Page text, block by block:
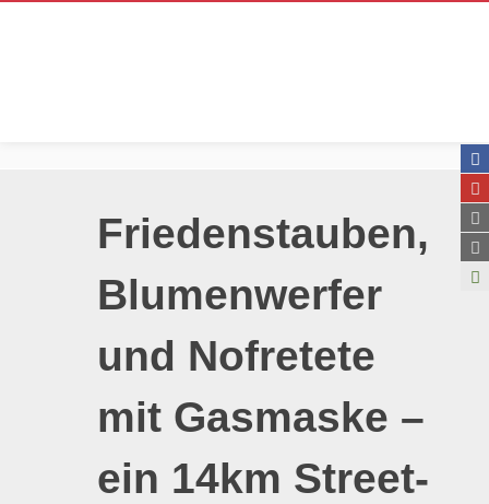
Friedenstauben,
Blumenwerfer
und Nofretete
mit Gasmaske –
ein 14km Street-